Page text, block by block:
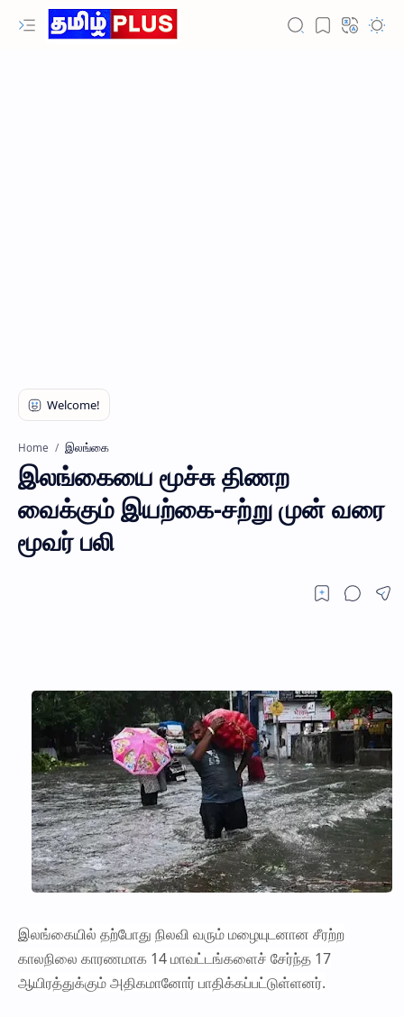
Home இலங்கை
இலங்கையை மூச்சு திணற
வைக்கும் இயற்கை-சற்று முன் வரை
மூவர் பலி
இலங்கையில் தற்போது நிலவி வரும் மழையுடனான சீரற்ற
காலநிலை காரணமாக 14 மாவட்டங்களைச் சேர்ந்த 17
ஆயிரத்துக்கும் அதிகமானோர் பாதிக்கப்பட்டுள்ளனர்.